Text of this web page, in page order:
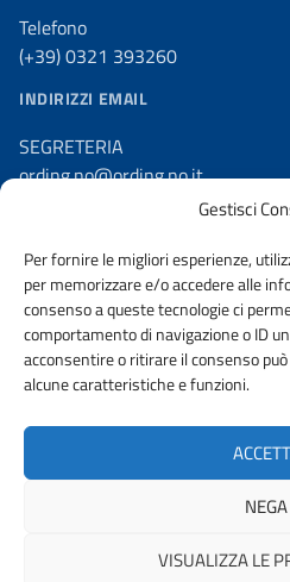
Gestisci
Per fornire le migliori esperienze,
per memorizzare e/o accedere alle
consenso a queste tecnologie ci
comportamento di navigazione o ID
acconsentire o ritirare il consenso
alcune caratteristiche e funzioni.
NEGA
VISUALIZZA LE
Telefono
(+39) 0321 393260
INDIRIZZI EMAIL
SEGRETERIA
ording.no@ording.no.it
AMMINISTRAZIONE TRASPARENTE
DICHIARAZIONE DI ACCESSIBILITA’
© 2026 ORDINE DEGLI INGEGNERI